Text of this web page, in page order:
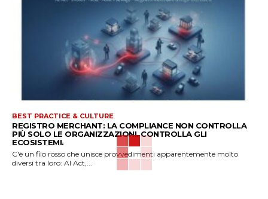
BEST PRACTICE & CULTURE
REGISTRO MERCHANT: LA COMPLIANCE NON CONTROLLA
PIÙ SOLO LE ORGANIZZAZIONI. CONTROLLA GLI
ECOSISTEMI.
C'è un filo rosso che unisce provvedimenti apparentemente molto
diversi tra loro: AI Act,...